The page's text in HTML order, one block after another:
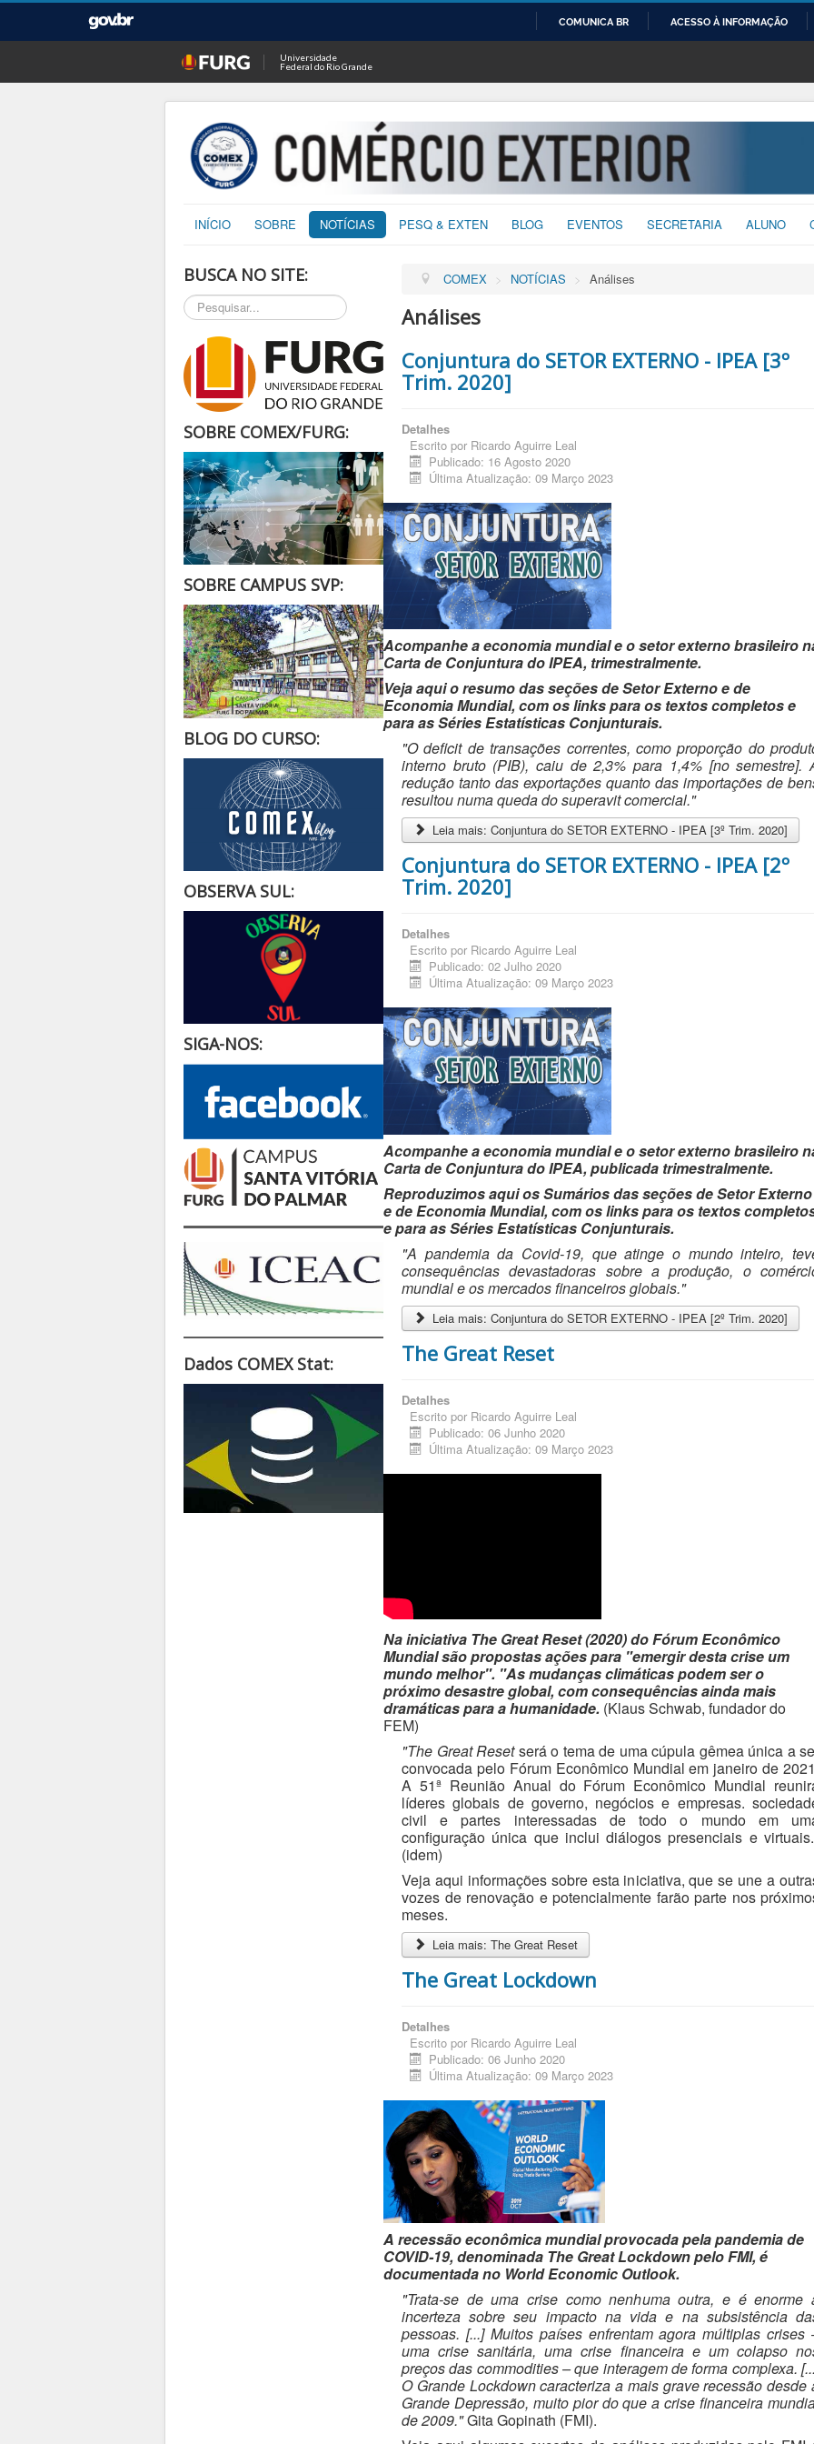
O
CONTEÚDO
COMUNICA BR ACESSO À INFORMAÇÃO
Universidade
Federal do Rio Grande
INÍCIO SOBRE NOTÍCIAS PESQ & EXTEN BLOG EVENTOS SECRETARIA ALUNO
BUSCA NO SITE:
Pesquisar...
SOBRE COMEX/FURG:
SOBRE CAMPUS SVP:
BLOG DO CURSO:
OBSERVA SUL:
SIGA-NOS:
Dados COMEX Stat:
COMEX > NOTÍCIAS > Análises
Análises
Conjuntura do SETOR EXTERNO - IPEA [3º
Trim. 2020]
Detalhes
Escrito por Ricardo Aguirre Leal
Publicado: 16 Agosto 2020
Última Atualização: 09 Março 2023
Acompanhe a economia mundial e o setor externo brasileiro
Carta de Conjuntura do IPEA, trimestralmente.
Veja aqui o resumo das seções de Setor Externo e de
Economia Mundial, com os links para os textos completos e
para as Séries Estatísticas Conjunturais.
"O deficit de transações correntes, como proporção do
interno bruto (PIB), caiu de 2,3% para 1,4% [no semestre].
redução tanto das exportações quanto das importações de
resultou numa queda do superavit comercial."
Leia mais: Conjuntura do SETOR EXTERNO - IPEA [3º Trim. 2020]
Conjuntura do SETOR EXTERNO - IPEA [2º
Trim. 2020]
Detalhes
Escrito por Ricardo Aguirre Leal
Publicado: 02 Julho 2020
Última Atualização: 09 Março 2023
Acompanhe a economia mundial e o setor externo brasileiro
Carta de Conjuntura do IPEA, publicada trimestralmente.
Reproduzimos aqui os Sumários das seções de Setor Externo
e de Economia Mundial, com os links para os textos
e para as Séries Estatísticas Conjunturais.
"A pandemia da Covid-19, que atinge o mundo inteiro,
consequências devastadoras sobre a produção, o
mundial e os mercados financeiros globais."
Leia mais: Conjuntura do SETOR EXTERNO - IPEA [2º Trim. 2020]
The Great Reset
Detalhes
Escrito por Ricardo Aguirre Leal
Publicado: 06 Junho 2020
Última Atualização: 09 Março 2023
Na iniciativa The Great Reset (2020) do Fórum Econômico
Mundial são propostas ações para "emergir desta crise um
mundo melhor". "As mudanças climáticas podem ser o
próximo desastre global, com consequências ainda mais
dramáticas para a humanidade. (Klaus Schwab, fundador do
FEM)
"The Great Resetserá o tema de uma cúpula gêmea única a
convocada pelo Fórum Econômico Mundial em janeiro de
A 51ª Reunião Anual do Fórum Econômico Mundial
líderes globais de governo, negócios e empresas.
civil e partes interessadas de todo o mundo em
configuração única que inclui diálogos presenciais e
(idem)
Veja aqui informações sobre esta iniciativa, que se une a
vozes de renovação e potencialmente farão parte nos
meses.
Leia mais: The Great Reset
The Great Lockdown
Detalhes
Escrito por Ricardo Aguirre Leal
Publicado: 06 Junho 2020
Última Atualização: 09 Março 2023
A recessão econômica mundial provocada pela pandemia de
COVID-19, denominada The Great Lockdown pelo FMI, é
documentada no World Economic Outlook.
"Trata-se de uma crise como nenhuma outra, e é enorme
incerteza sobre seu impacto na vida e na subsistência
pessoas. [...] Muitos países enfrentam agora múltiplas crises
uma crise sanitária, uma crise financeira e um colapso
preços das commodities – que interagem de forma complexa.
O Grande Lockdown caracteriza a mais grave recessão desde
Grande Depressão, muito pior do que a crise financeira
de 2009."Gita Gopinath (FMI).